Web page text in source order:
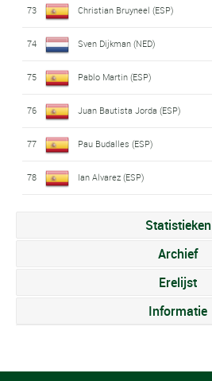
73 Christian Bruyneel (ESP)
74 Sven Dijkman (NED)
75 Pablo Martin (ESP)
76 Juan Bautista Jorda (ESP)
77 Pau Budalles (ESP)
78 Ian Alvarez (ESP)
Statistieken
Archief
Erelijst
Informatie